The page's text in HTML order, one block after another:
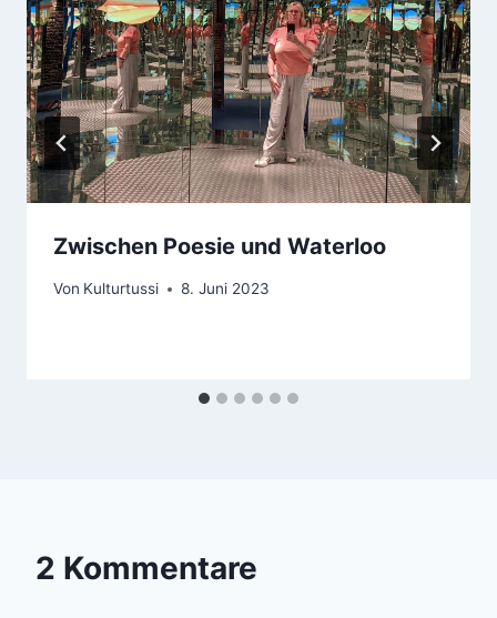
Zwischen Poesie und Waterloo
Von Kulturtussi 8. Juni 2023
2 Kommentare